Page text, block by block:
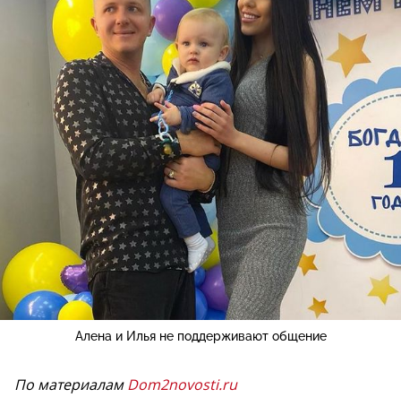
Алена и Илья не поддерживают общение
По материаламDom2novosti.ru